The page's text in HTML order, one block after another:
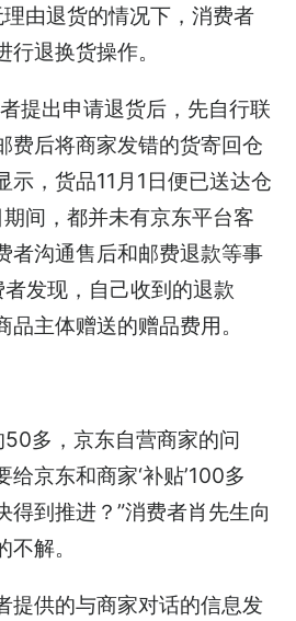
由退货的情况下，消费者
退换货操作。
提出申请退货后，先自行联
费后将商家发错的货寄回仓
示，货品11月1日便已送达仓
间，都并未有京东平台客
者沟通售后和邮费退款等事
发现，自己收到的退款
主体赠送的赠品费用。
多，京东自营商家的问
京东和商家‘补贴’100多
得到推进？”消费者肖先生向
解。
提供的与商家对话的信息发